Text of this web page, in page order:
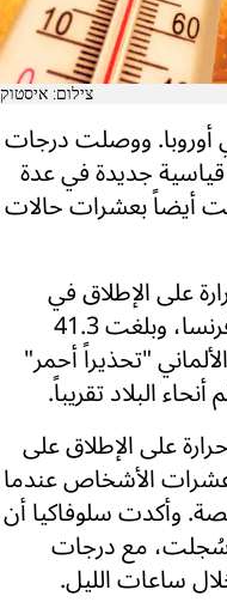
צילום: איסטוק
أوروبا. ووصلت درجات
قياسية جديدة في عدة
أيضاً بعشرات حالات
على الإطلاق في
مدينة زاربروكن، قرب الحدود مع فرنسا، وبلغت 41.3
"تحذيراً أحمر"
البلاد تقريباً.
على الإطلاق على
عشرات الأشخاص عندما
وأكدت سلوفاكيا أن
سُجلت، مع درجات